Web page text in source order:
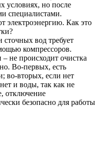
условиях, но после
специалистами.
электроэнергию. Как это
сточных вод требует
компрессоров.
не происходит очистка
Во-первых, есть
во-вторых, если нет
и воды, так как не
отключение
безопасно для работы